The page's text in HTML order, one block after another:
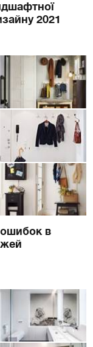
2021
в